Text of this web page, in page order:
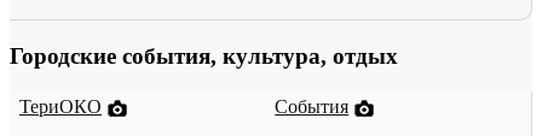
Городские события, культура, отдых
ТериОКО
События